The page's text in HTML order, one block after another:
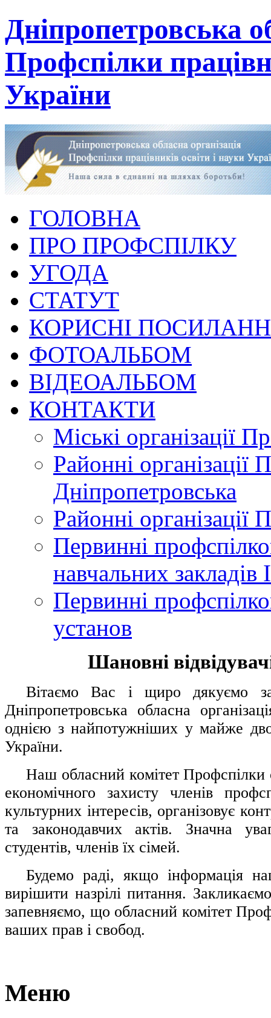
Дніпропетровська
Профспілки
України
ГОЛОВНА
ПРО ПРОФСПІЛКУ
УГОДА
СТАТУТ
КОРИСНІ
ФОТОАЛЬБОМ
ВІДЕОАЛЬБОМ
КОНТАКТИ
Міські організації
Районні організації
Дніпропетровська
Районні організації
Первинні
навчальних закладів
Первинні
установ
Шановні
Вітаємо Вас і щиро дякуємо за
Дніпропетровська обласна
однією з найпотужніших у майже
України.
Наш обласний комітет Профспілки
економічного захисту членів
культурних інтересів, організовує
та законодавчих актів. Значна
студентів, членів їх сімей.
Будемо раді, якщо інформація
вирішити назрілі питання.
запевняємо, що обласний комітет
ваших прав і свобод.
Меню